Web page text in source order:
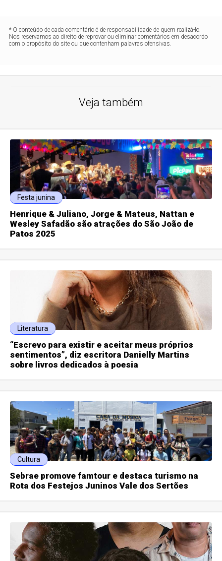
* O conteúdo de cada comentário é de responsabilidade de quem realizá-lo.
Nos reservamos ao direito de reprovar ou eliminar comentários em desacordo
com o propósito do site ou que contenham palavras ofensivas.
Veja também
Festa junina
Henrique & Juliano, Jorge & Mateus, Nattan e
Wesley Safadão são atrações do São João de
Patos 2025
Literatura
“Escrevo para existir e aceitar meus próprios
sentimentos”, diz escritora Danielly Martins
sobre livros dedicados à poesia
Cultura
Sebrae promove famtour e destaca turismo na
Rota dos Festejos Juninos Vale dos Sertões